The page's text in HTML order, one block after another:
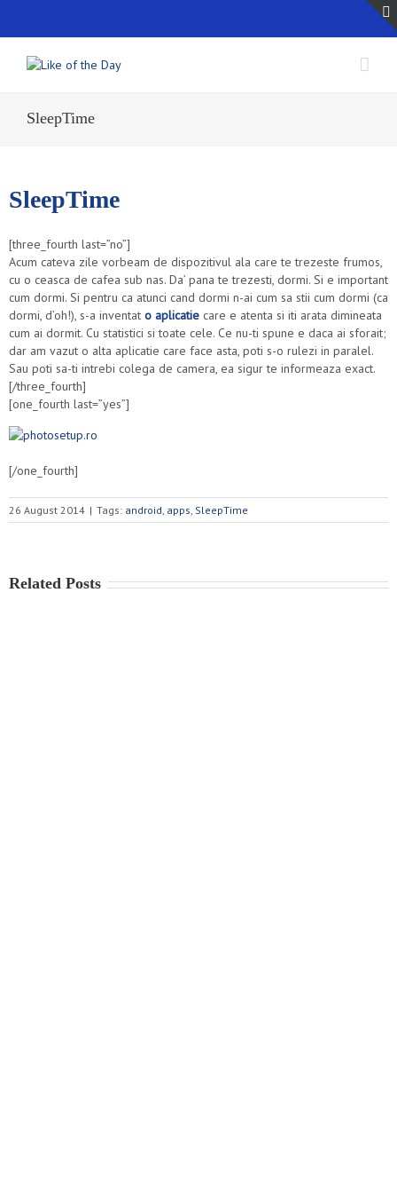
SleepTime
SleepTime
[three_fourth last=”no”]
Acum cateva zile vorbeam de dispozitivul ala care te trezeste frumos,
cu o ceasca de cafea sub nas. Da’ pana te trezesti, dormi. Si e important
cum dormi. Si pentru ca atunci cand dormi n-ai cum sa stii cum dormi (ca
dormi, d’oh!), s-a inventat o aplicatie care e atenta si iti arata dimineata
cum ai dormit. Cu statistici si toate cele. Ce nu-ti spune e daca ai sforait;
dar am vazut o alta aplicatie care face asta, poti s-o rulezi in paralel.
Sau poti sa-ti intrebi colega de camera, ea sigur te informeaza exact.
[/three_fourth]
[one_fourth last=”yes”]
[/one_fourth]
26 August 2014 | Tags: android, apps, SleepTime
Related Posts